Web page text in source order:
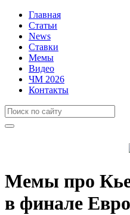
Главная
Статьи
News
Ставки
Мемы
Видео
ЧМ 2026
Контакты
Мемы про
в финале